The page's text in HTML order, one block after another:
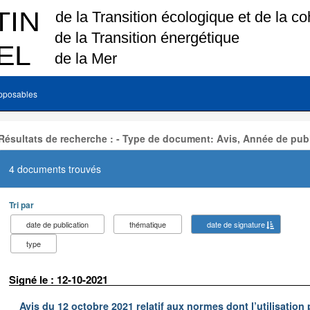
de recherche : - Type de document: Avis, Année de
4 documents trouvés
Tri par
date de publication thématique
date de signature
type
Signé le : 12-10-2021
Avis du 12 octobre 2021 relatif aux normes dont